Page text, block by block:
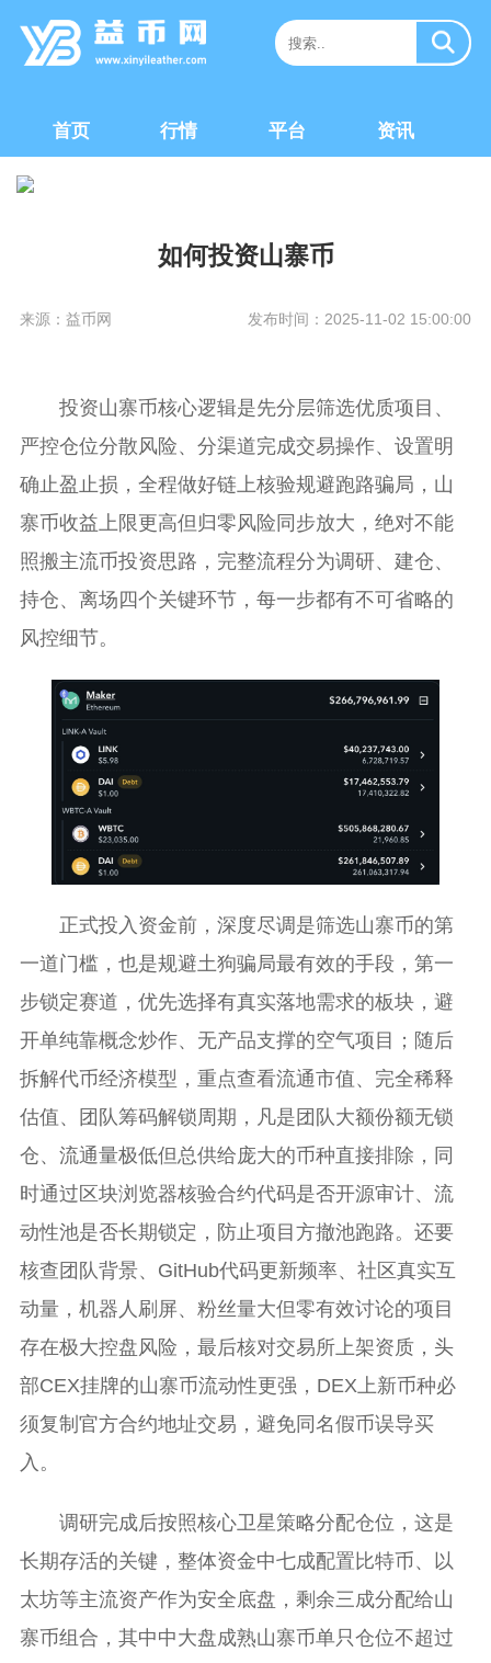
首页 行情 平台 资讯
如何投资山寨币
来源：益币网 发布时间：2025-11-02 15:00:00
投资山寨币核心逻辑是先分层筛选优质项目、
严控仓位分散风险、分渠道完成交易操作、设置明
确止盈止损，全程做好链上核验规避跑路骗局，山
寨币收益上限更高但归零风险同步放大，绝对不能
照搬主流币投资思路，完整流程分为调研、建仓、
持仓、离场四个关键环节，每一步都有不可省略的
风控细节。
正式投入资金前，深度尽调是筛选山寨币的第
一道门槛，也是规避土狗骗局最有效的手段，第一
步锁定赛道，优先选择有真实落地需求的板块，避
开单纯靠概念炒作、无产品支撑的空气项目；随后
拆解代币经济模型，重点查看流通市值、完全稀释
估值、团队筹码解锁周期，凡是团队大额份额无锁
仓、流通量极低但总供给庞大的币种直接排除，同
时通过区块浏览器核验合约代码是否开源审计、流
动性池是否长期锁定，防止项目方撤池跑路。还要
核查团队背景、GitHub代码更新频率、社区真实互
动量，机器人刷屏、粉丝量大但零有效讨论的项目
存在极大控盘风险，最后核对交易所上架资质，头
部CEX挂牌的山寨币流动性更强，DEX上新币种必
须复制官方合约地址交易，避免同名假币误导买
入。
调研完成后按照核心卫星策略分配仓位，这是
长期存活的关键，整体资金中七成配置比特币、以
太坊等主流资产作为安全底盘，剩余三成分配给山
寨币组合，其中中大盘成熟山寨币单只仓位不超过